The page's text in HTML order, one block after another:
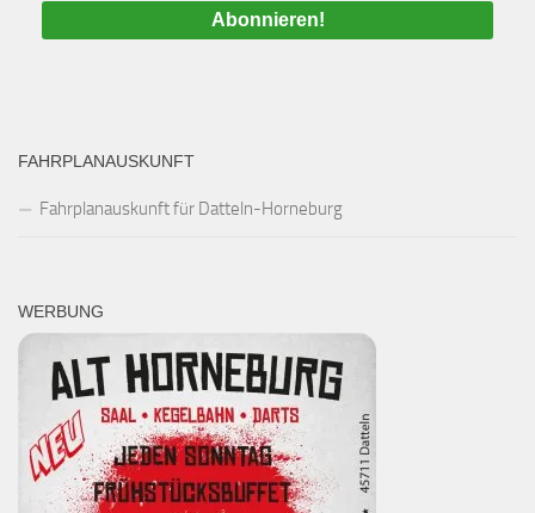
FAHRPLANAUSKUNFT
Fahrplanauskunft für Datteln-Horneburg
WERBUNG